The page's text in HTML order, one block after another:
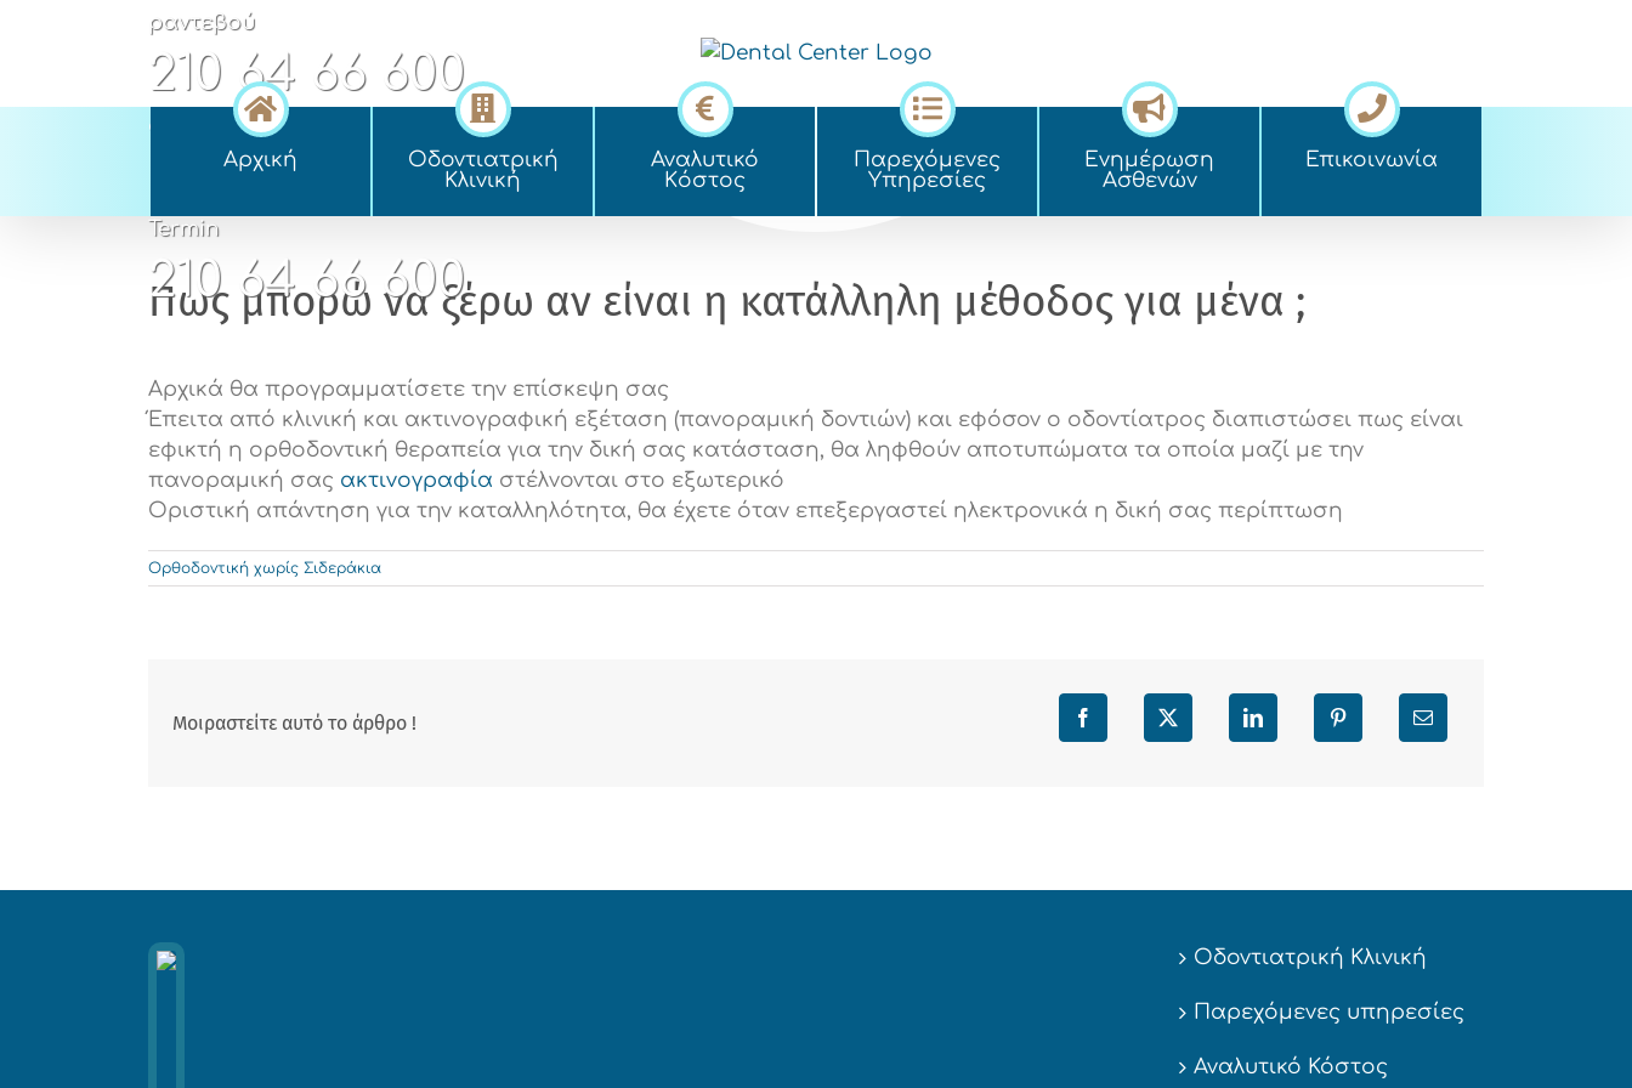
ραντεβού
210 64 66 600
appointment
210 64 66 600
Termin
210 64 66 600
Αρχική
Οδοντιατρική
Kλινική
Αναλυτικό
Kόστος
Παρεχόμενες
Yπηρεσίες
Ενημέρωση
Ασθενών
Επικοινωνία
Πως μπορώ να ξέρω αν είναι η κατάλληλη μέθοδος για μένα ;
Αρχικά θα προγραμματίσετε την επίσκεψη σας
Έπειτα από κλινική και ακτινογραφική εξέταση (πανοραμική δοντιών) και εφόσον ο οδοντίατρος διαπιστώσει πως είναι
εφικτή η ορθοδοντική θεραπεία για την δική σας κατάσταση, θα ληφθούν αποτυπώματα τα οποία μαζί με την
πανοραμική σας ακτινογραφία στέλνονται στο εξωτερικό
Οριστική απάντηση για την καταλληλότητα, θα έχετε όταν επεξεργαστεί ηλεκτρονικά η δική σας περίπτωση
Ορθοδοντική χωρίς Σιδεράκια
Μοιραστείτε αυτό το άρθρο ! Facebook X LinkedIn Pinterest Email
Οδοντιατρική Κλινική
Παρεχόμενες υπηρεσίες
Αναλυτικό Κόστος